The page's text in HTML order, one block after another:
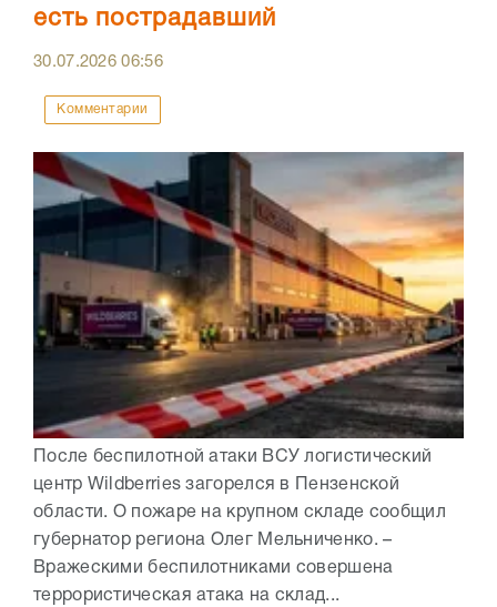
есть пострадавший
30.07.202606:56
Комментарии
После беспилотной атаки ВСУ логистический
центр Wildberries загорелся в Пензенской
области. О пожаре на крупном складе сообщил
губернатор региона Олег Мельниченко. –
Вражескими беспилотниками совершена
террористическая атака на склад...